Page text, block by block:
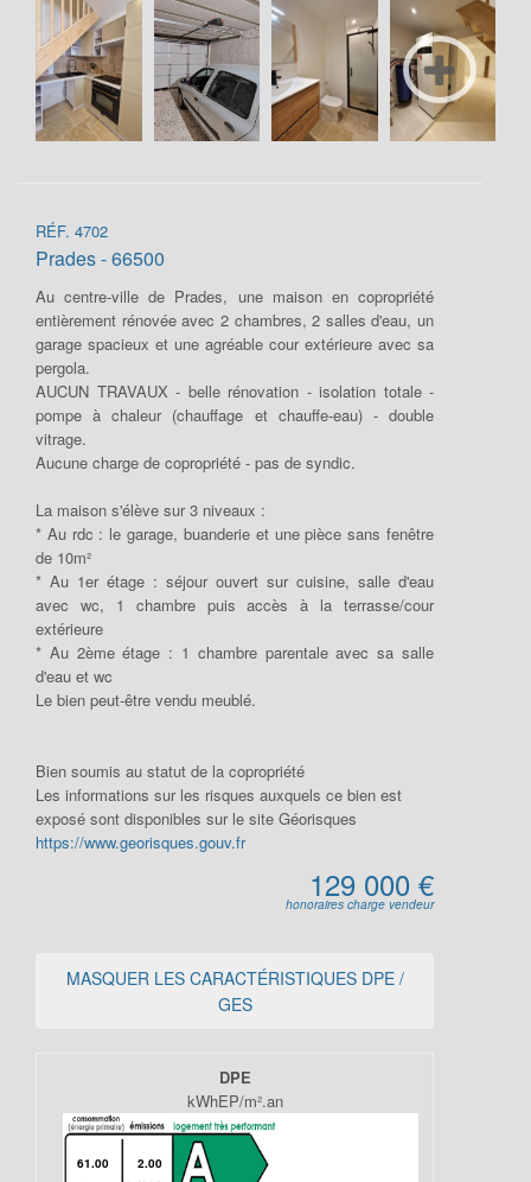
RÉF. 4702
Prades - 66500
Au centre-ville de Prades, une maison en copropriété
entièrement rénovée avec 2 chambres, 2 salles d'eau, un
garage spacieux et une agréable cour extérieure avec sa
pergola.
AUCUN TRAVAUX - belle rénovation - isolation totale -
pompe à chaleur (chauffage et chauffe-eau) - double
vitrage.
Aucune charge de copropriété - pas de syndic.
La maison s'élève sur 3 niveaux :
* Au rdc : le garage, buanderie et une pièce sans fenêtre
de 10m²
* Au 1er étage : séjour ouvert sur cuisine, salle d'eau
avec wc, 1 chambre puis accès à la terrasse/cour
extérieure
* Au 2ème étage : 1 chambre parentale avec sa salle
d'eau et wc
Le bien peut-être vendu meublé.
Bien soumis au statut de la copropriété
Les informations sur les risques auxquels ce bien est
exposé sont disponibles sur le site Géorisques
https://www.georisques.gouv.fr
129 000 €
honoraires charge vendeur
MASQUER LES CARACTÉRISTIQUES DPE /
GES
DPE
kWhEP/m².an
61.00 2.00